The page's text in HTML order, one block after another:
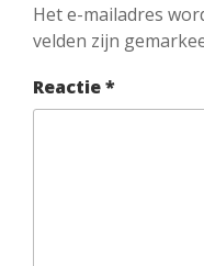
Het e-mailadres
velden zijn
Reactie*